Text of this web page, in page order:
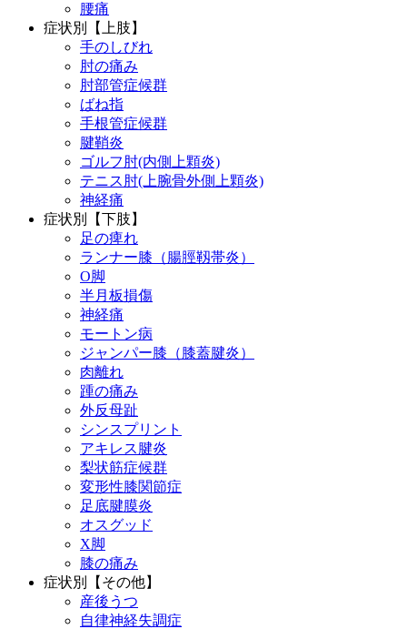
腰痛
症状別【上肢】
手のしびれ
肘の痛み
肘部管症候群
ばね指
手根管症候群
腱鞘炎
ゴルフ肘(内側上顆炎)
テニス肘(上腕骨外側上顆炎)
神経痛
症状別【下肢】
足の痺れ
ランナー膝（腸脛靱帯炎）
O脚
半月板損傷
神経痛
モートン病
ジャンパー膝（膝蓋腱炎）
肉離れ
踵の痛み
外反母趾
シンスプリント
アキレス腱炎
梨状筋症候群
変形性膝関節症
足底腱膜炎
オスグッド
X脚
膝の痛み
症状別【その他】
産後うつ
自律神経失調症